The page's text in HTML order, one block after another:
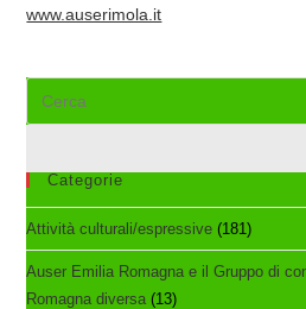
www.auserimola.it
nel
webCategorie
Attività culturali/espressive (181)
Auser Emilia Romagna e il Gruppo di
Romagna diversa (13)